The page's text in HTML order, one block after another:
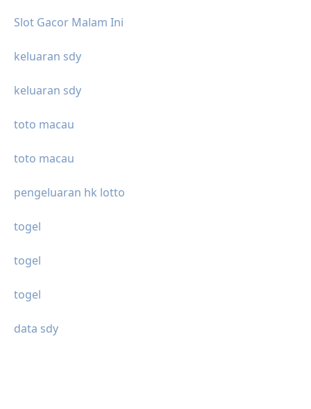
Slot Gacor Malam Ini
keluaran sdy
keluaran sdy
toto macau
toto macau
pengeluaran hk lotto
togel
togel
togel
data sdy